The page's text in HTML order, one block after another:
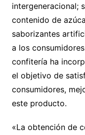
intergeneracional;
contenido de
saborizantes
a los
confitería ha
el objetivo de
consumidores,
este producto.
«La obtención de